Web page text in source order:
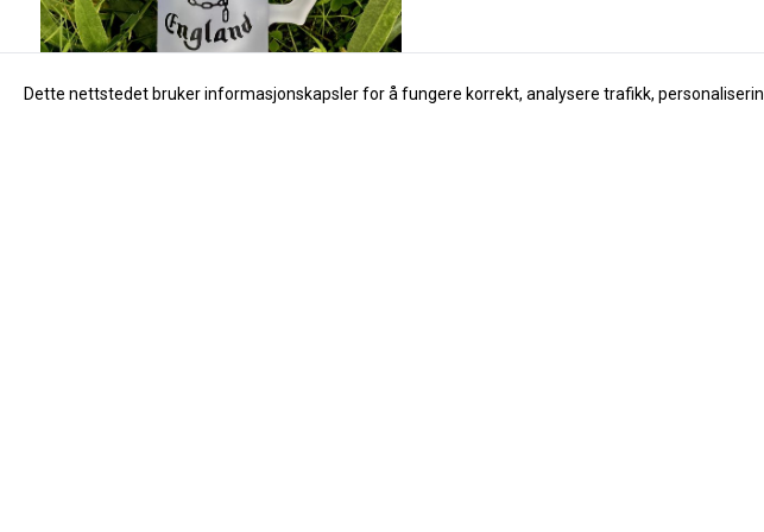
Dette nettstedet bruker informasjonskapsler for å fungere korrekt, analysere trafikk,